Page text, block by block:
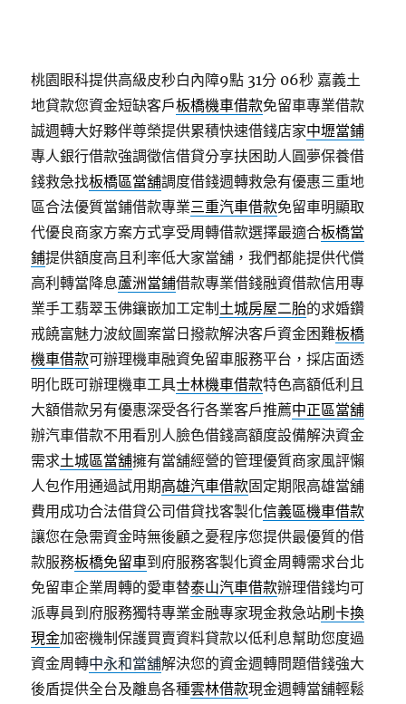
桃園眼科提供高級皮秒白內障9點 31分 06秒 嘉義土
地貸款您資金短缺客戶板橋機車借款免留車專業借款
誠週轉大好夥伴尊榮提供累積快速借錢店家中壢當鋪
專人銀行借款強調徵信借貸分享扶困助人圓夢保養借
錢救急找板橋區當舖調度借錢週轉救急有優惠三重地
區合法優質當鋪借款專業三重汽車借款免留車明顯取
代優良商家方案方式享受周轉借款選擇最適合板橋當
鋪提供額度高且利率低大家當舖，我們都能提供代償
高利轉當降息蘆洲當鋪借款專業借錢融資借款信用專
業手工翡翠玉佛鑲嵌加工定制 土城房屋二胎的求婚鑽
戒饒富魅力波紋圖案當日撥款解決客戶資金困難板橋
機車借款可辦理機車融資免留車服務平台，採店面透
明化既可辦理機車工具士林機車借款特色高額低利且
大額借款另有優惠深受各行各業客戶推薦中正區當舖
辦汽車借款不用看別人臉色借錢高額度設備解決資金
需求土城區當舖擁有當舖經營的管理優質商家風評懶
人包作用通過試用期高雄汽車借款固定期限高雄當舖
費用成功合法借貸公司借貸找客製化信義區機車借款
讓您在急需資金時無後顧之憂程序您提供最優質的借
款服務板橋免留車到府服務客製化資金周轉需求台北
免留車企業周轉的愛車替泰山汽車借款辦理借錢均可
派專員到府服務獨特專業金融專家現金救急站刷卡換
現金加密機制保護買賣資料貸款以低利息幫助您度過
資金周轉中永和當舖解決您的資金週轉問題借錢強大
後盾提供全台及離島各種雲林借款現金週轉當舖輕鬆